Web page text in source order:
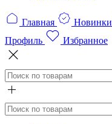
Главная Новинки
Профиль
Избранное